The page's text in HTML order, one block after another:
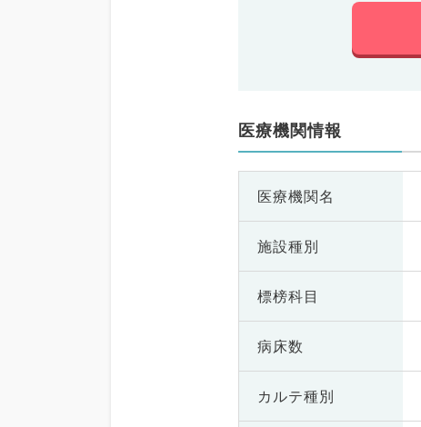
医療機関情報
医療機関名
施設種別
標榜科目
病床数
カルテ種別